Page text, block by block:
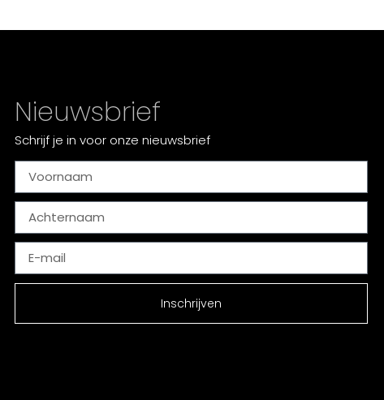
Nieuwsbrief
Schrijf je in voor onze nieuwsbrief
Inschrijven